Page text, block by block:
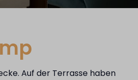
Auf der Terrasse haben